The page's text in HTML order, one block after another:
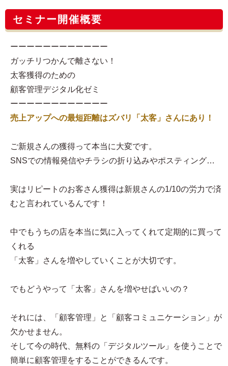
セミナー開催概要
ーーーーーーーーーーーー
ガッチリつかんで離さない！
太客獲得のための
顧客管理デジタル化ゼミ
ーーーーーーーーーーーー
売上アップへの最短距離はズバリ「太客」さんにあり！
ご新規さんの獲得って本当に大変です。
SNSでの情報発信やチラシの折り込みやポスティング…
実はリピートのお客さん獲得は新規さんの1/10の労力で済
むと言われているんです！
中でもうちの店を本当に気に入ってくれて定期的に買って
くれる
「太客」さんを増やしていくことが大切です。
でもどうやって「太客」さんを増やせばいいの？
それには、「顧客管理」と「顧客コミュニケーション」が
欠かせません。
そして今の時代、無料の「デジタルツール」を使うことで
簡単に顧客管理をすることができるんです。